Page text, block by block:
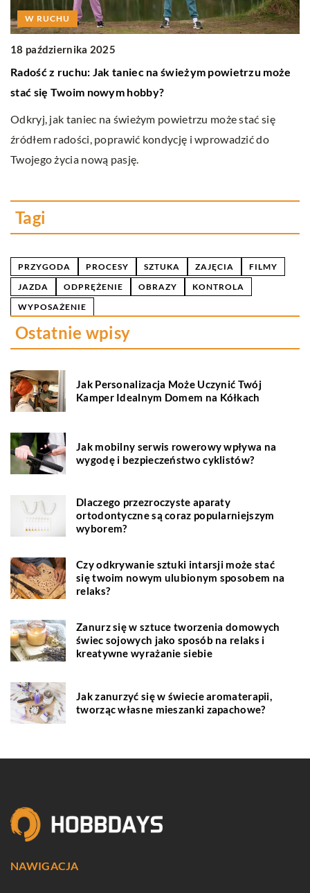
W RUCHU
18 października 2025
Radość z ruchu: Jak taniec na świeżym powietrzu może
stać się Twoim nowym hobby?
Odkryj, jak taniec na świeżym powietrzu może stać się
źródłem radości, poprawić kondycję i wprowadzić do
Twojego życia nową pasję.
Tagi
PRZYGODA PROCESY SZTUKA ZAJĘCIA
FILMY
JAZDA
ODPRĘŻENIE OBRAZY
KONTROLA
WYPOSAŻENIE
Ostatnie wpisy
Jak Personalizacja Może Uczynić Twój
Kamper Idealnym Domem na Kółkach
Jak mobilny serwis rowerowy wpływa na
wygodę i bezpieczeństwo cyklistów?
Dlaczego przezroczyste aparaty
ortodontyczne są coraz popularniejszym
wyborem?
Czy odkrywanie sztuki intarsji może stać
się twoim nowym ulubionym sposobem na
relaks?
Zanurz się w sztuce tworzenia domowych
świec sojowych jako sposób na relaks i
kreatywne wyrażanie siebie
Jak zanurzyć się w świecie aromaterapii,
tworząc własne mieszanki zapachowe?
NAWIGACJA